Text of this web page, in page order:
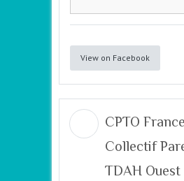
View on Facebook
CPTO
Collectif
TDAH Ouest